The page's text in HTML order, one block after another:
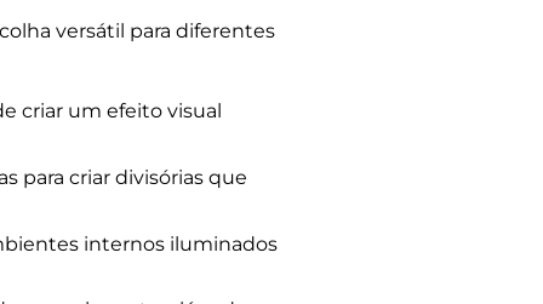
versátil para diferentes
criar um efeito visual
para criar divisórias que
internos iluminados